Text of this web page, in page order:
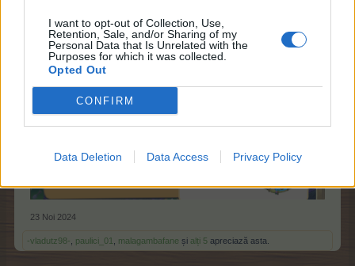
I want to opt-out of Collection, Use,
Retention, Sale, and/or Sharing of my
Personal Data that Is Unrelated with the
Purposes for which it was collected.
Opted Out
CONFIRM
Data Deletion Data Access Privacy Policy
23 Noi 2024
-vladutz98- paulici_01 malagambafane și alți 5 apreciază asta.